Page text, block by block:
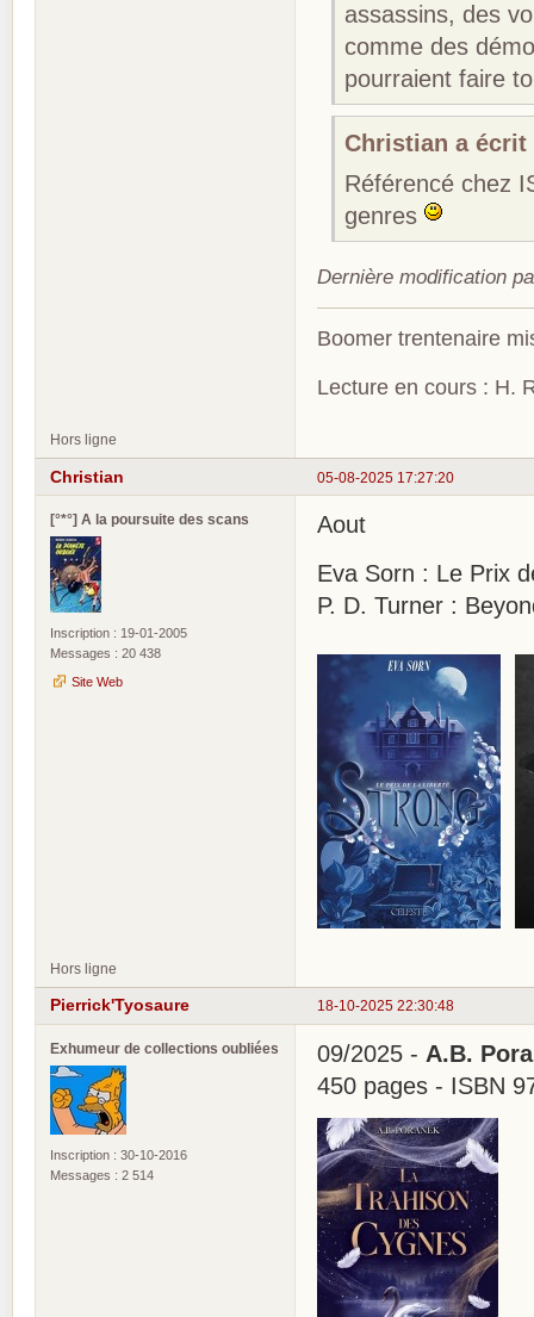
assassins, des
comme des
pourraient faire
Christian a écrit
Référencé chez
genres
Dernière modification
Boomer trentenaire
Lecture en cours : H.
Hors ligne
05-08-2025 17:27:20
Christian
[°*°] A la poursuite des scans
Inscription : 19-01-2005
Messages : 20 438
Site Web
Aout
Eva Sorn : Le Prix
P. D. Turner :
Hors ligne
18-10-2025 22:30:48
Pierrick'Tyosaure
Exhumeur de collections oubliées
Inscription : 30-10-2016
Messages : 2 514
09/2025 - A.B.
450 pages - ISBN